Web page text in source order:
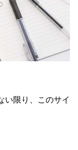
い限り、このサイ